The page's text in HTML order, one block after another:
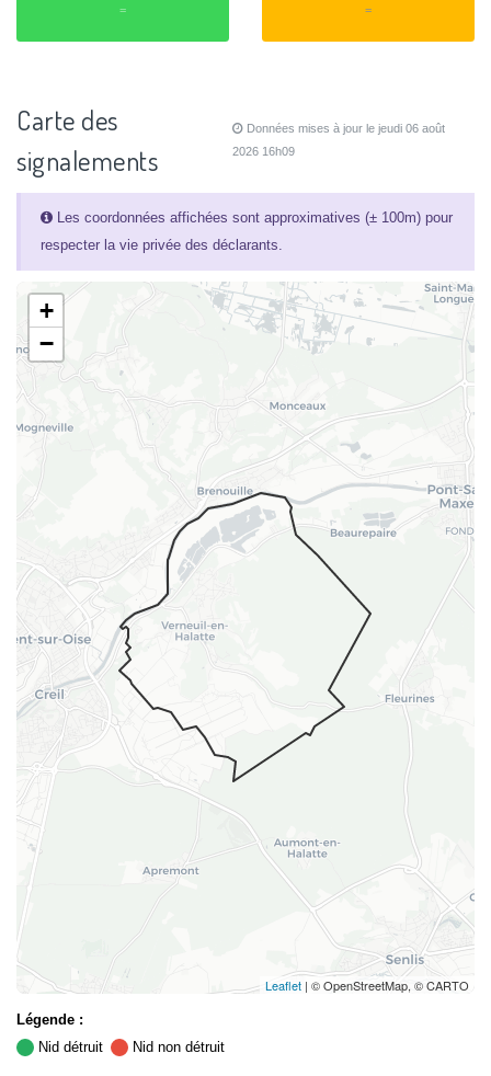
= =
Carte des
signalements
Données mises à jour le jeudi 06 août
2026 16h09
Les coordonnées affichées sont approximatives (± 100m) pour
respecter la vie privée des déclarants.
+
−
Leaflet | © OpenStreetMap, © CARTO
Légende :
Nid détruit
Nid non détruit